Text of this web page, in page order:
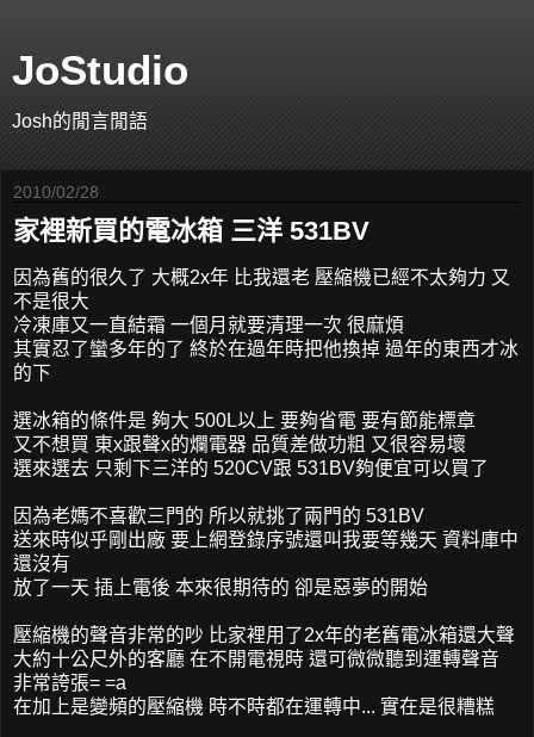
JoStudio
Josh的閒言閒語
2010/02/28
家裡新買的電冰箱 三洋 531BV
因為舊的很久了 大概2x年 比我還老 壓縮機已經不太夠力 又
不是很大
冷凍庫又一直結霜 一個月就要清理一次 很麻煩
其實忍了蠻多年的了 終於在過年時把他換掉 過年的東西才冰
的下
選冰箱的條件是 夠大 500L以上 要夠省電 要有節能標章
又不想買 東x跟聲x的爛電器 品質差做功粗 又很容易壞
選來選去 只剩下三洋的 520CV跟 531BV夠便宜可以買了
因為老媽不喜歡三門的 所以就挑了兩門的 531BV
送來時似乎剛出廠 要上網登錄序號還叫我要等幾天 資料庫中
還沒有
放了一天 插上電後 本來很期待的 卻是惡夢的開始
壓縮機的聲音非常的吵 比家裡用了2x年的老舊電冰箱還大聲
大約十公尺外的客廳 在不開電視時 還可微微聽到運轉聲音
非常誇張= =a
在加上是變頻的壓縮機 時不時都在運轉中... 實在是很糟糕